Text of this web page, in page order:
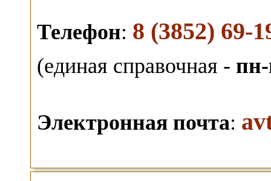
Телефон: 8 (3852) 69-
(единая справочная -
Электронная почта: